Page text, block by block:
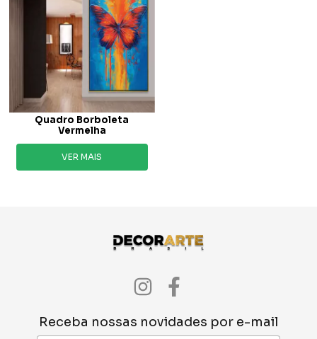
Quadro Borboleta
Vermelha
VER MAIS
Receba nossas novidades por e-mail